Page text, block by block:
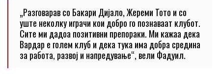
„Разговарав со Бакари Дијало, Жереми Тото и со
уште неколку играчи кои добро го познаваат клубот.
Сите ми дадоа позитивни препораки. Ми кажаа дека
Вардар е голем клуб и дека тука има добра средина
за работа, развој и напредување“, вели Фадуил.